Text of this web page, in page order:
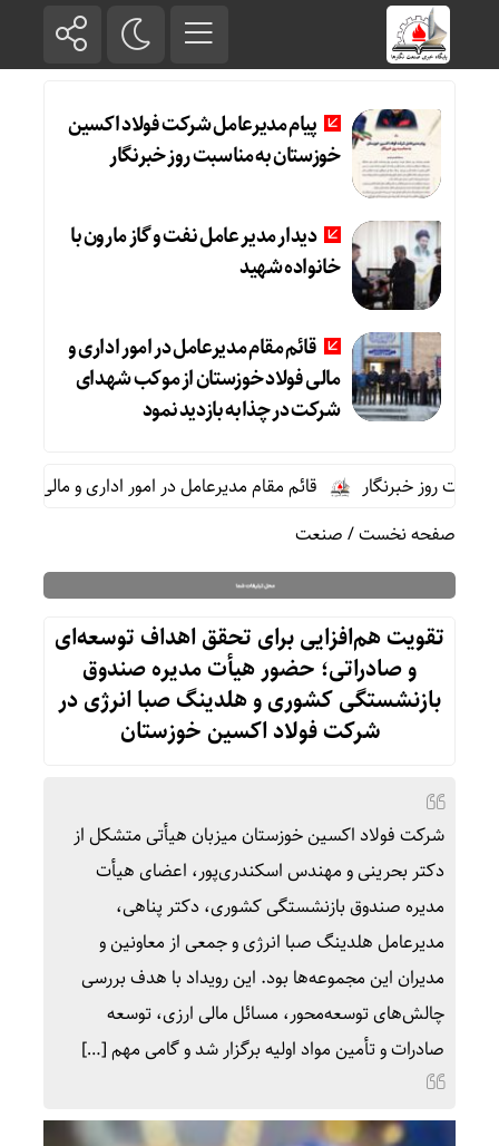
پیام مدیرعامل شرکت فولاد اکسین
خوزستان به مناسبت روز خبرنگار
دیدار مدیر عامل نفت و گاز مارون با
خانواده شهید
قائم مقام مدیرعامل در امور اداری و
مالی فولاد خوزستان از موکب شهدای
شرکت در چذابه بازدید نمود
روز خبرنگار
قائم مقام مدیرعامل در امور اداری و مالی فولاد
صفحه نخست/صنعت
تقویت هم‌افزایی برای تحقق اهداف توسعه‌ای
و صادراتی؛ حضور هیأت مدیره صندوق
بازنشستگی کشوری و هلدینگ صبا انرژی در
شرکت فولاد اکسین خوزستان
شرکت فولاد اکسین خوزستان میزبان هیأتی متشکل از
دکتر بحرینی و مهندس اسکندری‌پور، اعضای هیأت
مدیره صندوق بازنشستگی کشوری، دکتر پناهی،
مدیرعامل هلدینگ صبا انرژی و جمعی از معاونین و
مدیران این مجموعه‌ها بود. این رویداد با هدف بررسی
چالش‌های توسعه‌محور، مسائل مالی ارزی، توسعه
صادرات و تأمین مواد اولیه برگزار شد و گامی مهم […]